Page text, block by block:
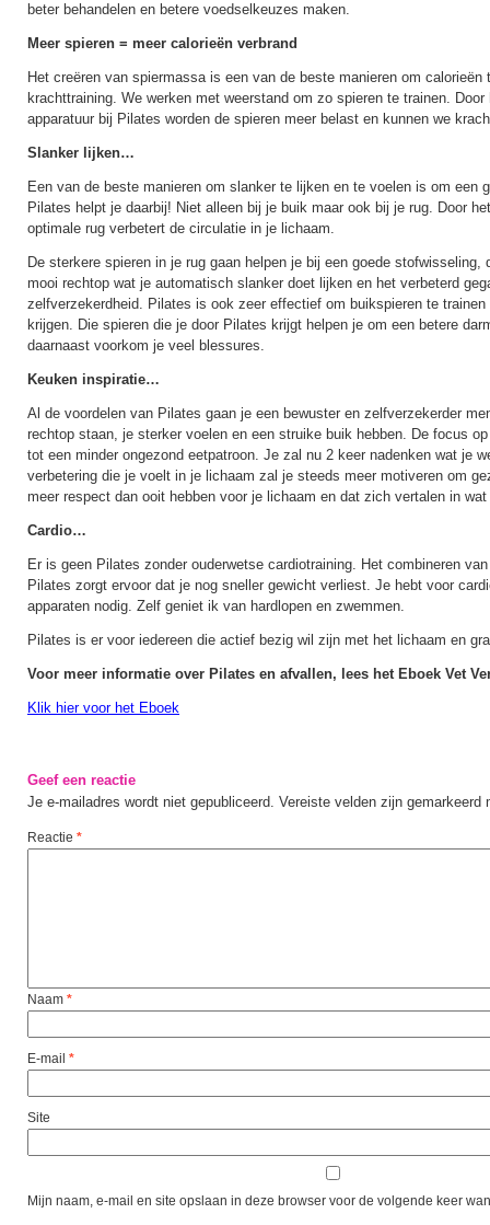
beter behandelen en betere voedselkeuzes maken.
Meer spieren = meer calorieën verbrand
Het creëren van spiermassa is een van de beste manieren om
krachttraining. We werken met weerstand om zo spieren te trainen.
apparatuur bij Pilates worden de spieren meer belast en kunnen we
Slanker lijken…
Een van de beste manieren om slanker te lijken en te voelen is om een
Pilates helpt je daarbij! Niet alleen bij je buik maar ook bij je rug. Door
optimale rug verbetert de circulatie in je lichaam.
De sterkere spieren in je rug gaan helpen je bij een goede stofwisseling,
mooi rechtop wat je automatisch slanker doet lijken en het verbeterd
zelfverzekerdheid. Pilates is ook zeer effectief om buikspieren te
krijgen. Die spieren die je door Pilates krijgt helpen je om een betere
daarnaast voorkom je veel blessures.
Keuken inspiratie…
Al de voordelen van Pilates gaan je een bewuster en zelfverzekerder
rechtop staan, je sterker voelen en een struike buik hebben. De focus
tot een minder ongezond eetpatroon. Je zal nu 2 keer nadenken wat je
verbetering die je voelt in je lichaam zal je steeds meer motiveren om
meer respect dan ooit hebben voor je lichaam en dat zich vertalen in
Cardio…
Er is geen Pilates zonder ouderwetse cardiotraining. Het combineren
Pilates zorgt ervoor dat je nog sneller gewicht verliest. Je hebt voor
apparaten nodig. Zelf geniet ik van hardlopen en zwemmen.
Pilates is er voor iedereen die actief bezig wil zijn met het lichaam en
Voor meer informatie over Pilates en afvallen, lees het Eboek Vet
Klik hier voor het Eboek
Geef een reactie
Je e-mailadres wordt niet gepubliceerd. Vereiste velden zijn gemarkeerd
Reactie *
Naam *
E-mail *
Site
Mijn naam, e-mail en site opslaan in deze browser voor de volgende keer